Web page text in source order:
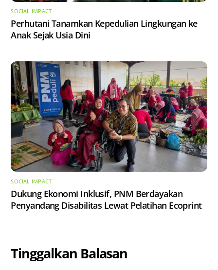
SOCIAL IMPACT
Perhutani Tanamkan Kepedulian Lingkungan ke
Anak Sejak Usia Dini
SOCIAL IMPACT
Dukung Ekonomi Inklusif, PNM Berdayakan
Penyandang Disabilitas Lewat Pelatihan Ecoprint
Tinggalkan Balasan